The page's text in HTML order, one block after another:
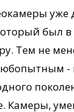
уже
был
Тем не
-
Камеры,